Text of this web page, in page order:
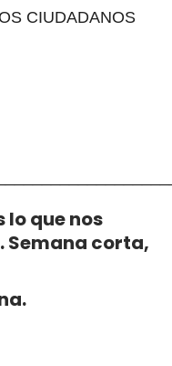
CIUDADANOS
que nos
Semana corta,